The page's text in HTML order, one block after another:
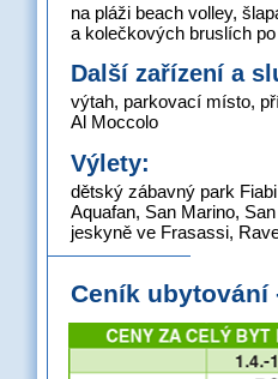
na pláži beach volley,
a kolečkových bruslích
Další zařízení a
výtah, parkovací místo,
Al Moccolo
Výlety:
dětský zábavný park
Aquafan, San Marino,
jeskyně ve Frasassi,
Ceník